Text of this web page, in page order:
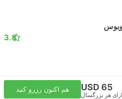
3.8
USD 65
هر بزرگسال
هم اکنون رزرو کنید